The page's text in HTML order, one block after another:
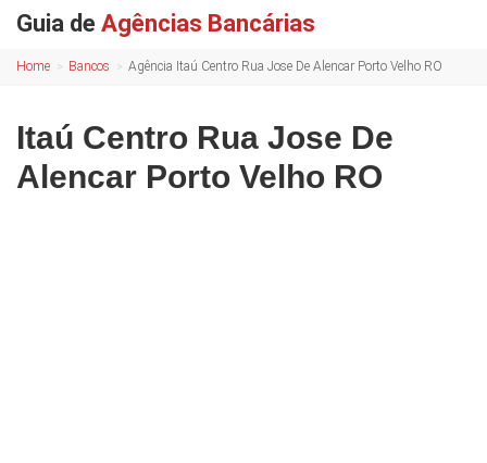
Guia de Agências Bancárias
Home Bancos Agência Itaú Centro Rua Jose De Alencar Porto Velho RO
Itaú Centro Rua Jose De
Alencar Porto Velho RO